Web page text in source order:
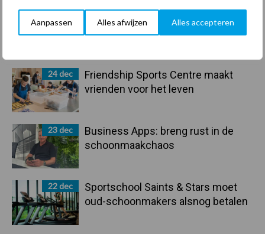
Aanpassen Alles afwijzen Alles accepteren
29 dec
Freddy van de Ridder Cleaners:
“Glazenwassen zit in m’n bloed,
24 dec
Friendship Sports Centre maakt
vrienden voor het leven
23 dec
Business Apps: breng rust in de
schoonmaakchaos
22 dec
Sportschool Saints & Stars moet
oud-schoonmakers alsnog betalen